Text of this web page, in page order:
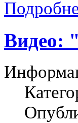
Видео: